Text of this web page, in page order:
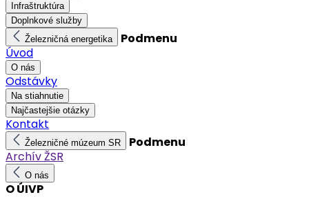
Infraštruktúra
Doplnkové služby
Železničná energetika
Podmenu
Úvod
O nás
Odstávky
Na stiahnutie
Najčastejšie otázky
Kontakt
Železničné múzeum SR
Podmenu
Archív ŽSR
O nás
O ÚIVP